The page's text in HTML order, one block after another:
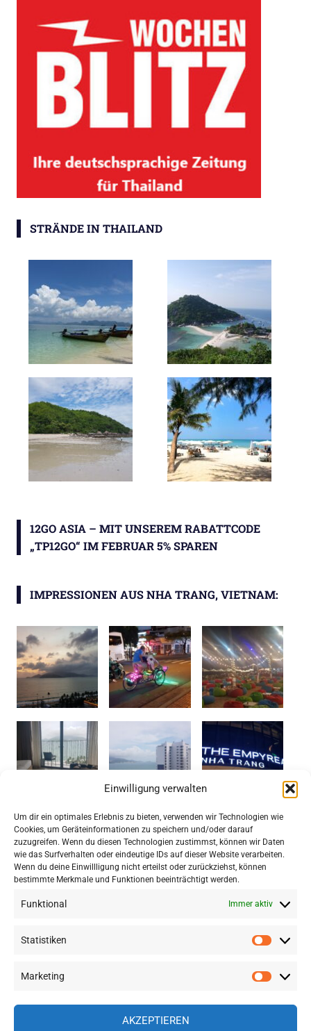
Einwilligung verwalten
Um dir ein optimales Erlebnis zu bieten, verwenden wir Technologien wie
Cookies, um Geräteinformationen zu speichern und/oder darauf
zuzugreifen. Wenn du diesen Technologien zustimmst, können wir Daten
wie das Surfverhalten oder eindeutige IDs auf dieser Website verarbeiten.
Wenn du deine Einwillligung nicht erteilst oder zurückziehst, können
bestimmte Merkmale und Funktionen beeinträchtigt werden.
Funktional Immer aktiv
Statistiken
Marketing
AKZEPTIEREN
STRÄNDE IN THAILAND
12GO ASIA – MIT UNSEREM RABATTCODE
„TP12GO“ IM FEBRUAR 5% SPAREN
IMPRESSIONEN AUS NHA TRANG, VIETNAM:
TRIP COM: GROSSE HOTEL- UND F
LUGAUSWAHL IN SÜDOSTASIEN ZU S
PITZENPREISEN
Impressum|Datenschutz